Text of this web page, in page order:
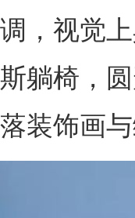
调，视觉
斯躺椅，
落装饰画